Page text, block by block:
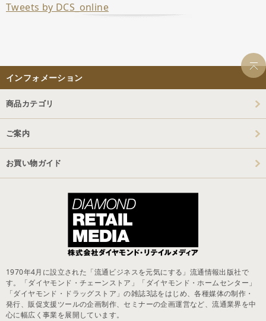
Tweets by DCS_online
インフォメーション
商品カテゴリ
ご案内
お買い物ガイド
1970年4月に設立された「流通ビジネスを元気にする」流通情報出版社で
す。「ダイヤモンド・チェーンストア」「ダイヤモンド・ホームセンター」
「ダイヤモンド・ドラッグストア」の雑誌3誌をはじめ、各種媒体の制作・
発行、販促支援ツールの企画制作、セミナーの企画運営など、流通業界を中
心に幅広く事業を展開しています。